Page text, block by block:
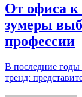
От офиса к
зумеры
профессии
В последние
тренд: